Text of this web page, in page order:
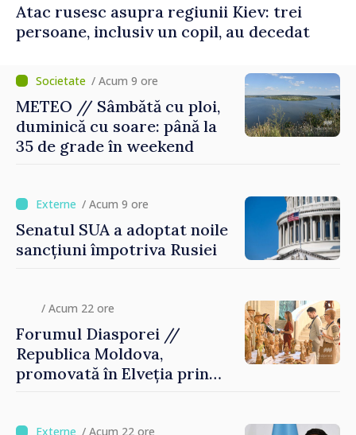
Atac rusesc asupra regiunii Kiev: trei
persoane, inclusiv un copil, au decedat
/ Acum 9 ore
METEO // Sâmbătă cu ploi,
duminică cu soare: până la
35 de grade în weekend
/ Acum 9 ore
Senatul SUA a adoptat noile
sancțiuni împotriva Rusiei
/ Acum 22 ore
Forumul Diasporei //
Republica Moldova,
promovată în Elveția prin
/ Acum 22 ore